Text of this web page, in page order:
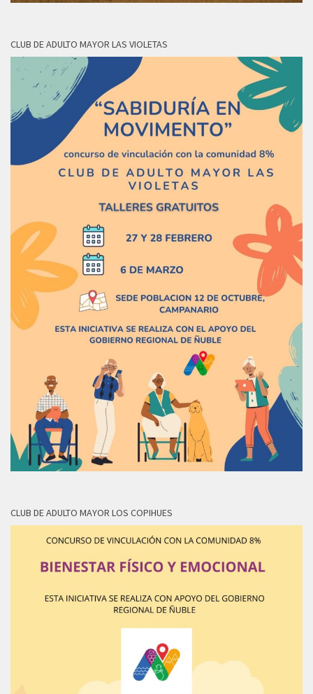
CLUB DE ADULTO MAYOR LAS VIOLETAS
CLUB DE ADULTO MAYOR LOS COPIHUES